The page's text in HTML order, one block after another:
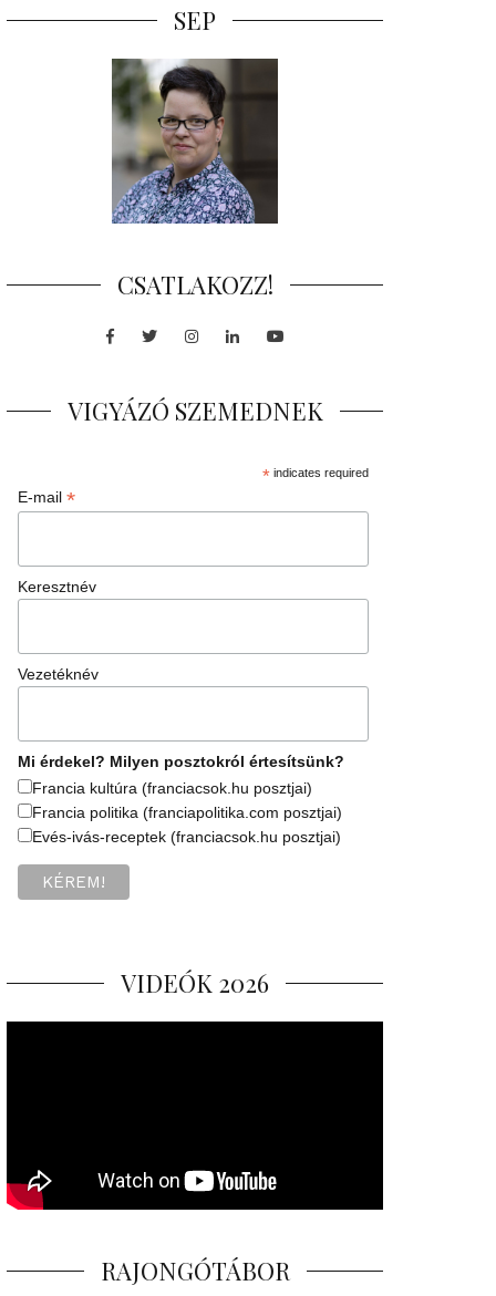
SEP
CSATLAKOZZ!
Facebook
TwitterInstagram
LinkedInYoutube
VIGYÁZÓ SZEMEDNEK
*indicates required
E-mail*
Keresztnév
Vezetéknév
Mi érdekel? Milyen posztokról értesítsünk?
Francia kultúra (franciacsok.hu posztjai)
Francia politika (franciapolitika.com posztjai)
Evés-ivás-receptek (franciacsok.hu posztjai)
VIDEÓK 2026
RAJONGÓTÁBOR